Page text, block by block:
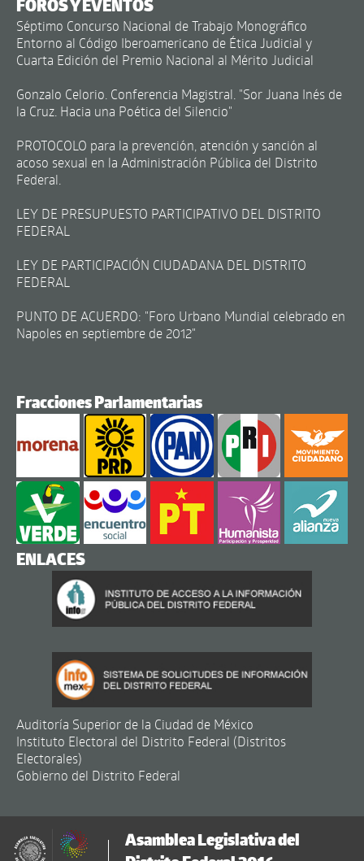
FOROS Y EVENTOS
Séptimo Concurso Nacional de Trabajo Monográfico
Entorno al Código Iberoamericano de Ética Judicial y
Cuarta Edición del Premio Nacional al Mérito Judicial
Gonzalo Celorio. Conferencia Magistral. "Sor Juana Inés de
la Cruz. Hacia una Poética del Silencio"
PROTOCOLO para la prevención, atención y sanción al
acoso sexual en la Administración Pública del Distrito
Federal.
LEY DE PRESUPUESTO PARTICIPATIVO DEL DISTRITO
FEDERAL
LEY DE PARTICIPACIÓN CIUDADANA DEL DISTRITO
FEDERAL
PUNTO DE ACUERDO: "Foro Urbano Mundial celebrado en
Napoles en septiembre de 2012"
Fracciones Parlamentarias
ENLACES
Auditoría Superior de la Ciudad de México
Instituto Electoral del Distrito Federal (Distritos
Electorales)
Gobierno del Distrito Federal
Asamblea Legislativa del